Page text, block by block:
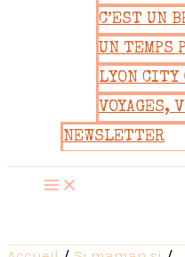
C’EST UN
UN TEMPS
LYON CITY
VOYAGES,
NEWSLETTER